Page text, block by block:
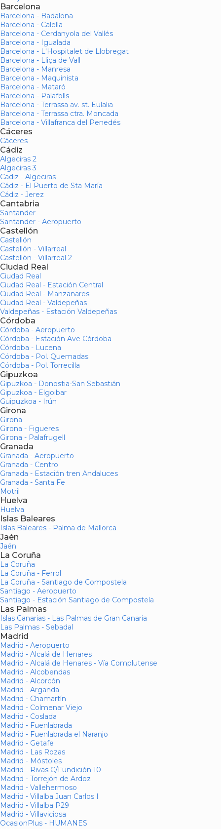
Barcelona
Barcelona - Badalona
Barcelona - Calella
Barcelona - Cerdanyola del Vallés
Barcelona - Igualada
Barcelona - L'Hospitalet de Llobregat
Barcelona - Lliça de Vall
Barcelona - Manresa
Barcelona - Maquinista
Barcelona - Mataró
Barcelona - Palafolls
Barcelona - Terrassa av. st. Eulalia
Barcelona - Terrassa ctra. Moncada
Barcelona - Villafranca del Penedés
Cáceres
Cáceres
Cádiz
Algeciras 2
Algeciras 3
Cadiz - Algeciras
Cádiz - El Puerto de Sta María
Cádiz - Jerez
Cantabria
Santander
Santander - Aeropuerto
Castellón
Castellón
Castellón - Villarreal
Castellón - Villarreal 2
Ciudad Real
Ciudad Real
Ciudad Real - Estación Central
Ciudad Real - Manzanares
Ciudad Real - Valdepeñas
Valdepeñas - Estación Valdepeñas
Córdoba
Córdoba - Aeropuerto
Córdoba - Estación Ave Córdoba
Córdoba - Lucena
Córdoba - Pol. Quemadas
Córdoba - Pol. Torrecilla
Gipuzkoa
Gipuzkoa - Donostia-San Sebastián
Gipuzkoa - Elgoibar
Guipuzkoa - Irún
Girona
Girona
Girona - Figueres
Girona - Palafrugell
Granada
Granada - Aeropuerto
Granada - Centro
Granada - Estación tren Andaluces
Granada - Santa Fe
Motril
Huelva
Huelva
Islas Baleares
Islas Baleares - Palma de Mallorca
Jaén
Jaén
La Coruña
La Coruña
La Coruña - Ferrol
La Coruña - Santiago de Compostela
Santiago - Aeropuerto
Santiago - Estación Santiago de Compostela
Las Palmas
Islas Canarias - Las Palmas de Gran Canaria
Las Palmas - Sebadal
Madrid
Madrid - Aeropuerto
Madrid - Alcalá de Henares
Madrid - Alcalá de Henares - Vía Complutense
Madrid - Alcobendas
Madrid - Alcorcón
Madrid - Arganda
Madrid - Chamartín
Madrid - Colmenar Viejo
Madrid - Coslada
Madrid - Fuenlabrada
Madrid - Fuenlabrada el Naranjo
Madrid - Getafe
Madrid - Las Rozas
Madrid - Móstoles
Madrid - Rivas C/Fundición 10
Madrid - Torrejón de Ardoz
Madrid - Vallehermoso
Madrid - Villalba Juan Carlos I
Madrid - Villalba P29
Madrid - Villaviciosa
OcasionPlus - HUMANES